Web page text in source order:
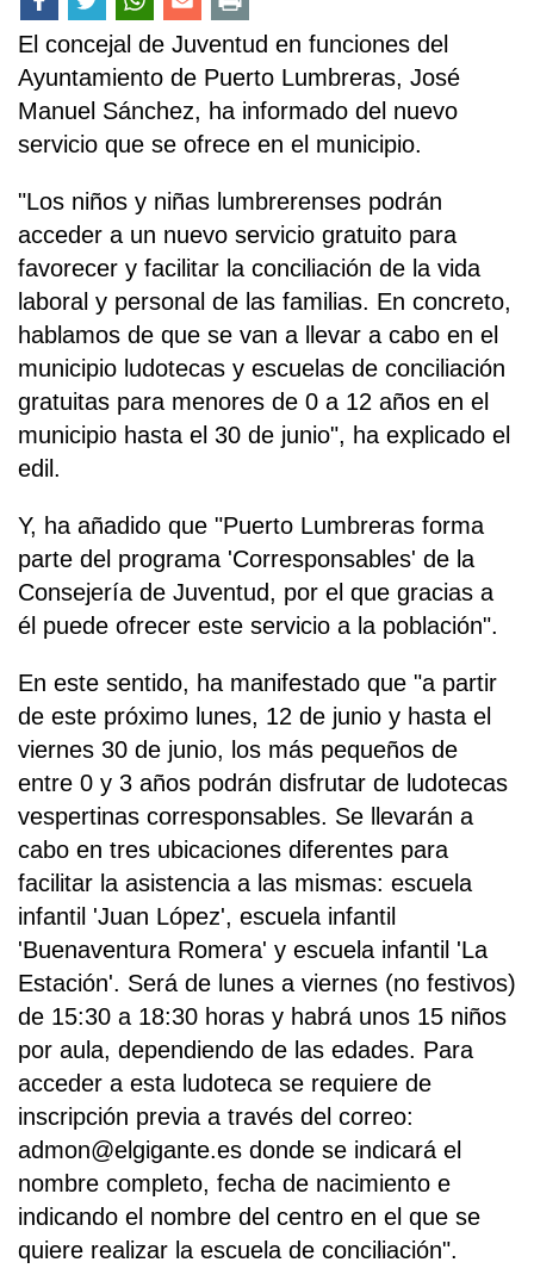
El concejal de Juventud en funciones del
Ayuntamiento de Puerto Lumbreras, José
Manuel Sánchez, ha informado del nuevo
servicio que se ofrece en el municipio.
"Los niños y niñas lumbrerenses podrán
acceder a un nuevo servicio gratuito para
favorecer y facilitar la conciliación de la vida
laboral y personal de las familias. En concreto,
hablamos de que se van a llevar a cabo en el
municipio ludotecas y escuelas de conciliación
gratuitas para menores de 0 a 12 años en el
municipio hasta el 30 de junio", ha explicado el
edil.
Y, ha añadido que "Puerto Lumbreras forma
parte del programa 'Corresponsables' de la
Consejería de Juventud, por el que gracias a
él puede ofrecer este servicio a la población".
En este sentido, ha manifestado que "a partir
de este próximo lunes, 12 de junio y hasta el
viernes 30 de junio, los más pequeños de
entre 0 y 3 años podrán disfrutar de ludotecas
vespertinas corresponsables. Se llevarán a
cabo en tres ubicaciones diferentes para
facilitar la asistencia a las mismas: escuela
infantil 'Juan López', escuela infantil
'Buenaventura Romera' y escuela infantil 'La
Estación'. Será de lunes a viernes (no festivos)
de 15:30 a 18:30 horas y habrá unos 15 niños
por aula, dependiendo de las edades. Para
acceder a esta ludoteca se requiere de
inscripción previa a través del correo:
admon@elgigante.es donde se indicará el
nombre completo, fecha de nacimiento e
indicando el nombre del centro en el que se
quiere realizar la escuela de conciliación".